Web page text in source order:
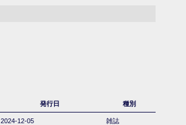
発行日 種別
2024-12-05 雑誌